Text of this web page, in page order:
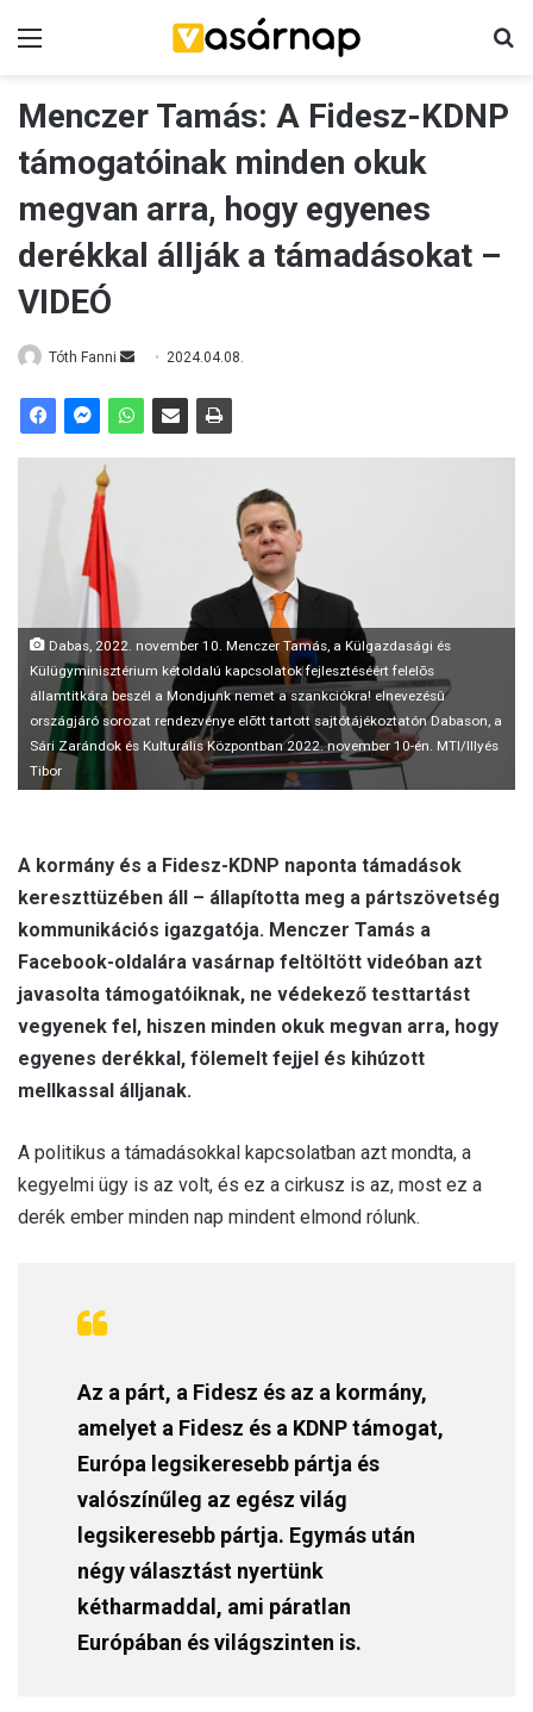
Menczer Tamás: A Fidesz-KDNP
támogatóinak minden okuk
megvan arra, hogy egyenes
derékkal állják a támadásokat –
VIDEÓ
Tóth Fanni
l
2024.04.08.
Dabas, 2022. november 10. Menczer Tamás, a Külgazdasági és
Külügyminisztérium kétoldalú kapcsolatok fejlesztéséért felelõs
államtitkára beszél a Mondjunk nemet a szankciókra! elnevezésû
országjáró sorozat rendezvénye elõtt tartott sajtótájékoztatón Dabason, a
Sári Zarándok és Kulturális Központban 2022. november 10-én. MTI/Illyés
Tibor
A kormány és a Fidesz-KDNP naponta támadások
kereszttüzében áll – állapította meg a pártszövetség
kommunikációs igazgatója. Menczer Tamás a
Facebook-oldalára vasárnap feltöltött videóban azt
javasolta támogatóiknak, ne védekező testtartást
vegyenek fel, hiszen minden okuk megvan arra, hogy
egyenes derékkal, fölemelt fejjel és kihúzott
mellkassal álljanak.
A politikus a támadásokkal kapcsolatban azt mondta, a
kegyelmi ügy is az volt, és ez a cirkusz is az, most ez a
derék ember minden nap mindent elmond rólunk.
Az a párt, a Fidesz és az a kormány,
amelyet a Fidesz és a KDNP támogat,
Európa legsikeresebb pártja és
valószínűleg az egész világ
legsikeresebb pártja. Egymás után
négy választást nyertünk
kétharmaddal, ami páratlan
Európában és világszinten is.